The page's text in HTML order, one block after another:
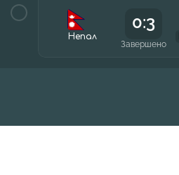
Непал
0:3
Завершено